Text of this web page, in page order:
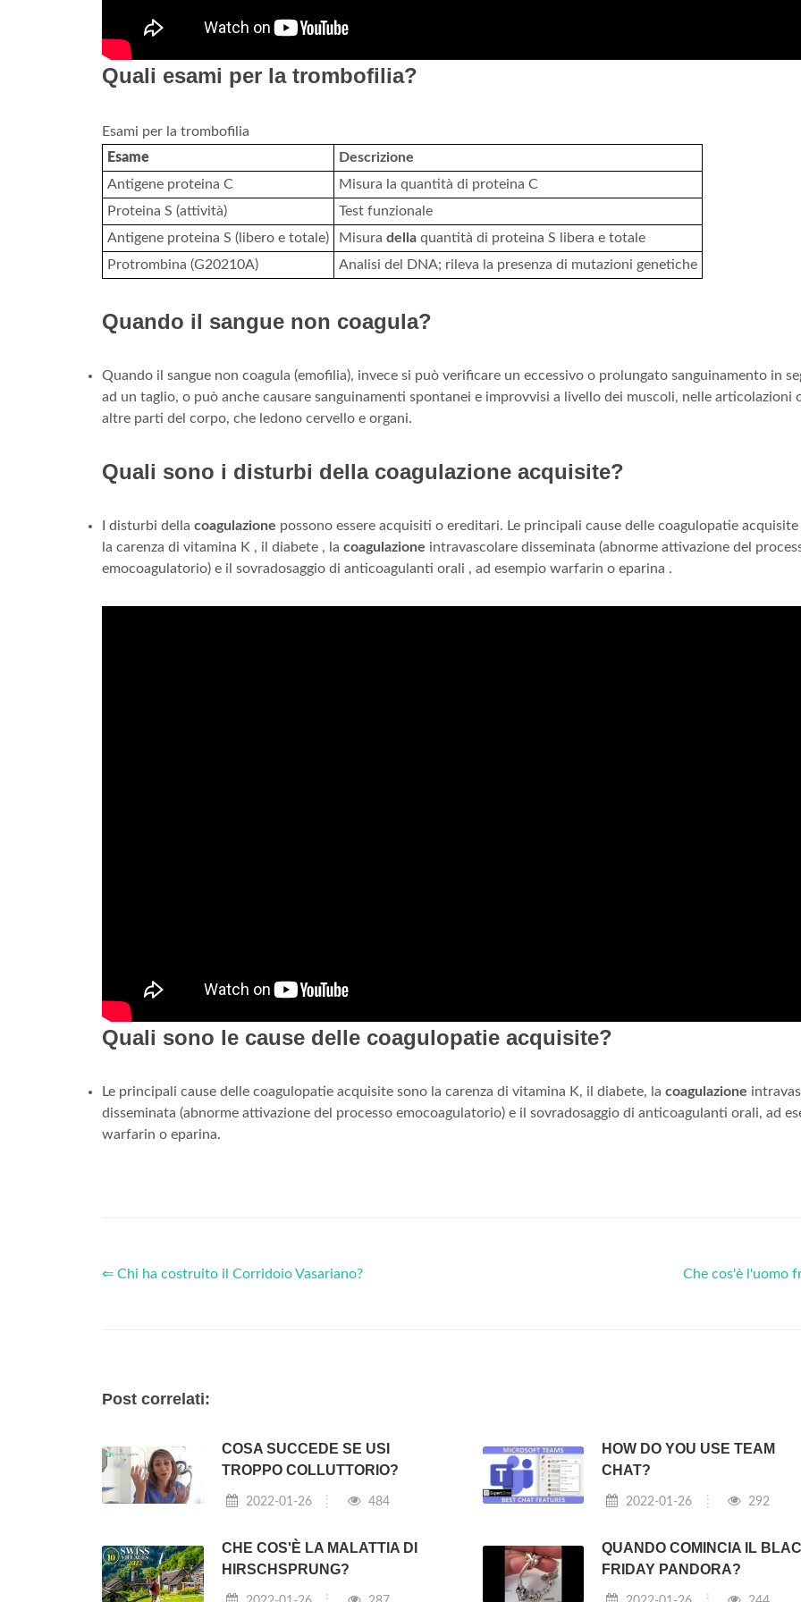
Quali esami per la trombofilia?
Esami per la trombofilia
Esame
Descrizione
Antigene proteina C
Misura la quantità di proteina C
Proteina S (attività)
Test funzionale
Antigene proteina S (libero e totale)
Misura della quantità di proteina S libera e totale
Protrombina (G20210A)
Analisi del DNA; rileva la presenza di mutazioni genetiche
Quando il sangue non coagula?
Quando il sangue non coagula (emofilia), invece si può verificare un eccessivo o prolungato sanguinamento in
ad un taglio, o può anche causare sanguinamenti spontanei e improvvisi a livello dei muscoli, nelle articolazioni
altre parti del corpo, che ledono cervello e organi.
Quali sono i disturbi della coagulazione acquisite?
I disturbi della coagulazione possono essere acquisiti o ereditari. Le principali cause delle coagulopatie acquisite
la carenza di vitamina K , il diabete , la coagulazione intravascolare disseminata (abnorme attivazione del
emocoagulatorio) e il sovradosaggio di anticoagulanti orali , ad esempio warfarin o eparina .
Quali sono le cause delle coagulopatie acquisite?
Le principali cause delle coagulopatie acquisite sono la carenza di vitamina K, il diabete, la coagulazione
disseminata (abnorme attivazione del processo emocoagulatorio) e il sovradosaggio di anticoagulanti orali, ad
warfarin o eparina.
⇐ Chi ha costruito il Corridoio Vasariano? Che cos'è l'uomo
Post correlati:
COSA SUCCEDE SE USI
TROPPO COLLUTTORIO?
2022-01-26 484
HOW DO YOU USE TEAM
CHAT?
2022-01-26 292
CHE COS'È LA MALATTIA DI
HIRSCHSPRUNG?
QUANDO COMINCIA IL
FRIDAY PANDORA?